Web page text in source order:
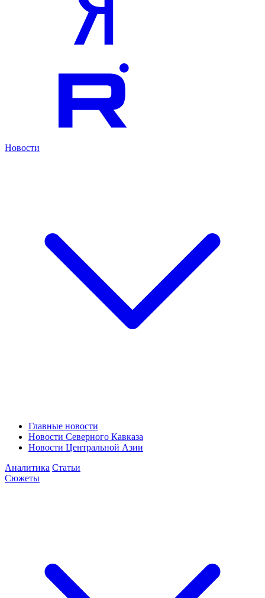
Новости
Главные новости
Новости Северного Кавказа
Новости Центральной Азии
Аналитика Статьи
Сюжеты